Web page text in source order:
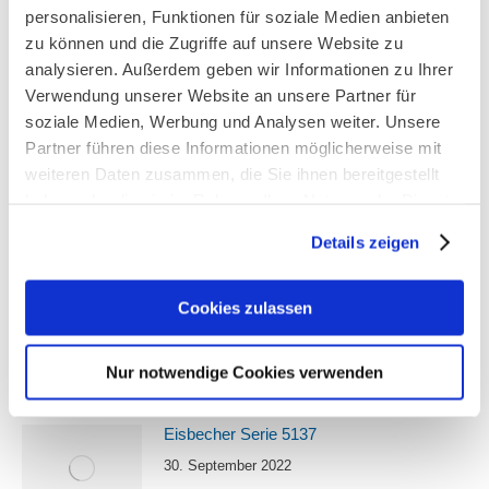
personalisieren, Funktionen für soziale Medien anbieten
zu können und die Zugriffe auf unsere Website zu
analysieren. Außerdem geben wir Informationen zu Ihrer
Verwendung unserer Website an unsere Partner für
soziale Medien, Werbung und Analysen weiter. Unsere
Partner führen diese Informationen möglicherweise mit
weiteren Daten zusammen, die Sie ihnen bereitgestellt
Details zeigen
Cookies zulassen
Nur notwendige Cookies verwenden
Eisbecher Serie 5335
30. September 2022
Eisbecher Serie 5303
30. September 2022
Eisbecher Serie 5137
30. September 2022